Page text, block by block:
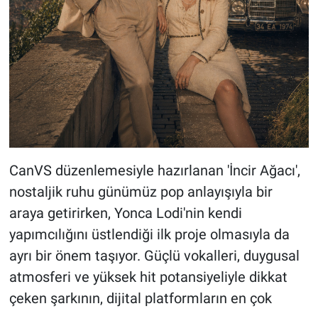
CanVS düzenlemesiyle hazırlanan 'İncir Ağacı',
nostaljik ruhu günümüz pop anlayışıyla bir
araya getirirken, Yonca Lodi'nin kendi
yapımcılığını üstlendiği ilk proje olmasıyla da
ayrı bir önem taşıyor. Güçlü vokalleri, duygusal
atmosferi ve yüksek hit potansiyeliyle dikkat
çeken şarkının, dijital platformların en çok